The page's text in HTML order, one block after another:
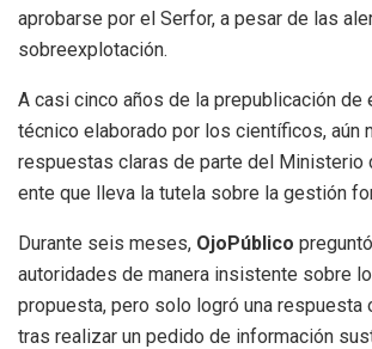
aprobarse por el Serfor, a pesar de las
sobreexplotación.
A casi cinco años de la prepublicación de
técnico elaborado por los científicos, aún
respuestas claras de parte del Ministerio
ente que lleva la tutela sobre la gestión
Durante seis meses, OjoPúblico
autoridades de manera insistente sobre
propuesta, pero solo logró una respuesta
tras realizar un pedido de información